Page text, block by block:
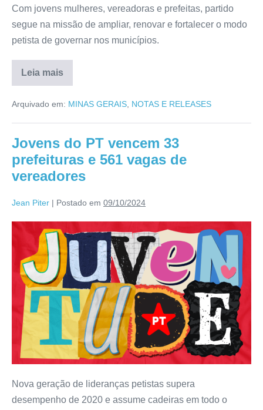
Com jovens mulheres, vereadoras e prefeitas, partido
segue na missão de ampliar, renovar e fortalecer o modo
petista de governar nos municípios.
Leia mais
Arquivado em: MINAS GERAIS, NOTAS E RELEASES
Jovens do PT vencem 33
prefeituras e 561 vagas de
vereadores
Jean Piter | Postado em 09/10/2024
Nova geração de lideranças petistas supera
desempenho de 2020 e assume cadeiras em todo o